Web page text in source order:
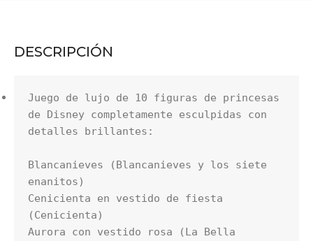
DESCRIPCIÓN
Juego de lujo de 10 figuras de princesas
de Disney completamente esculpidas con
detalles brillantes:
Blancanieves (Blancanieves y los siete
enanitos)
Cenicienta en vestido de fiesta
(Cenicienta)
Aurora con vestido rosa (La Bella